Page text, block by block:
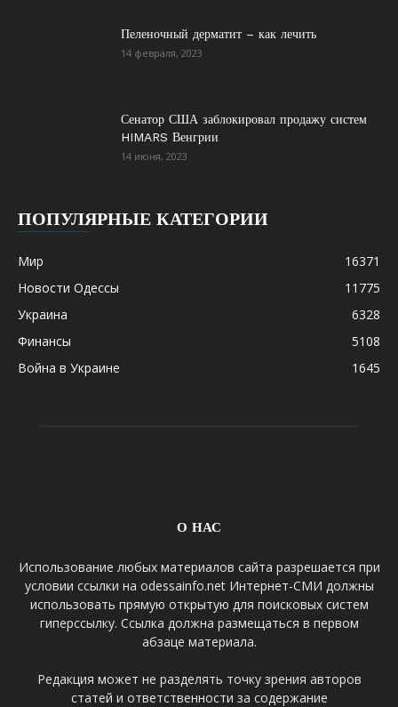
Пеленочный дерматит – как лечить
14 февраля, 2023
Сенатор США заблокировал продажу систем
HIMARS Венгрии
14 июня, 2023
ПОПУЛЯРНЫЕ КАТЕГОРИИ
Мир
16371
Новости Одессы
11775
Украина
6328
Финансы
5108
Война в Украине
1645
О НАС
Использование любых материалов сайта разрешается при
условии ссылки на odessainfo.net Интернет-СМИ должны
использовать прямую открытую для поисковых систем
гиперссылку. Ссылка должна размещаться в первом
абзаце материала.
Редакция может не разделять точку зрения авторов
статей и ответственности за содержание